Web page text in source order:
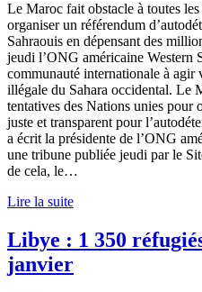
Le Maroc fait obstacle à toutes
organiser un référendum
Sahraouis en dépensant des
jeudi l’ONG américaine Western
communauté internationale à agir
illégale du Sahara occidental. Le
tentatives des Nations unies pour
juste et transparent pour
a écrit la présidente de l’ONG
une tribune publiée jeudi par le
de cela, le…
Lire la suite
Libye : 1 350
janvier